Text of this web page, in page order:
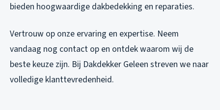
bieden hoogwaardige dakbedekking en reparaties.
Vertrouw op onze ervaring en expertise. Neem
vandaag nog contact op en ontdek waarom wij de
beste keuze zijn. Bij Dakdekker Geleen streven we naar
volledige klanttevredenheid.